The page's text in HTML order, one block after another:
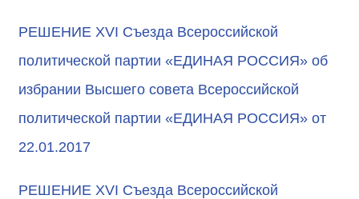
РЕШЕНИЕ XVI Съезда Всероссийской
политической партии «ЕДИНАЯ РОССИЯ» об
избрании Высшего совета Всероссийской
политической партии «ЕДИНАЯ РОССИЯ» от
22.01.2017
РЕШЕНИЕ XVI Съезда Всероссийской